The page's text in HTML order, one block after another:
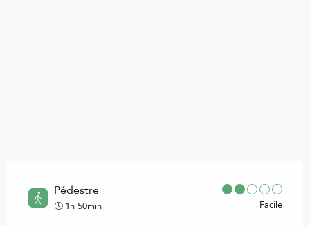
Pédestre
1h 50min Facile